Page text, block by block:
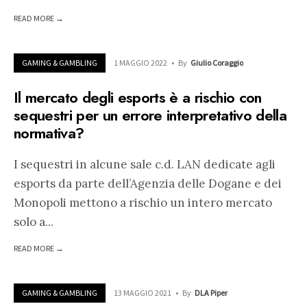
READ MORE →
GAMING & GAMBLING 1 MAGGIO 2022 • By Giulio Coraggio
Il mercato degli esports è a rischio con
sequestri per un errore interpretativo della
normativa?
I sequestri in alcune sale c.d. LAN dedicate agli
esports da parte dell’Agenzia delle Dogane e dei
Monopoli mettono a rischio un intero mercato
solo a...
READ MORE →
GAMING & GAMBLING 13 MAGGIO 2021 • By DLA Piper